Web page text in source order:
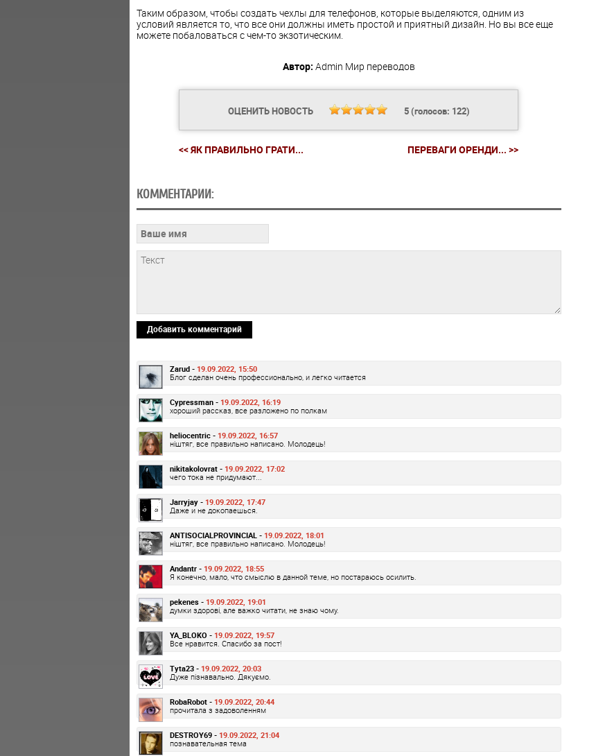
Таким образом, чтобы создать чехлы для телефонов, которые выделяются, одним из
условий является то, что все они должны иметь простой и приятный дизайн. Но вы все еще
можете побаловаться с чем-то экзотическим.
Автор: Admin Мир переводов
ОЦЕНИТЬ НОВОСТЬ 5(голосов: 122)
<< ЯК ПРАВИЛЬНО ГРАТИ... ПЕРЕВАГИ ОРЕНДИ... >>
КОММЕНТАРИИ:
Добавить комментарий
Zarud - 19.09.2022, 15:50
Блог сделан очень профессионально, и легко читается
Cypressman - 19.09.2022, 16:19
хороший рассказ, все разложено по полкам
heliocentric - 19.09.2022, 16:57
ніштяг, все правильно написано. Молодець!
nikitakolovrat - 19.09.2022, 17:02
чего тока не придумают...
Jarryjay - 19.09.2022, 17:47
Даже и не докопаешься.
ANTISOCIALPROVINCIAL - 19.09.2022, 18:01
ніштяг, все правильно написано. Молодець!
Andantr - 19.09.2022, 18:55
Я конечно, мало, что смыслю в данной теме, но постараюсь осилить.
pekenes - 19.09.2022, 19:01
думки здорові, але важко читати, не знаю чому.
YA_BLOKO - 19.09.2022, 19:57
Все нравится. Спасибо за пост!
Tyta23 - 19.09.2022, 20:03
Дуже пізнавально. Дякуємо.
RobaRobot - 19.09.2022, 20:44
прочитала з задоволенням
DESTROY69 - 19.09.2022, 21:04
познавательная тема